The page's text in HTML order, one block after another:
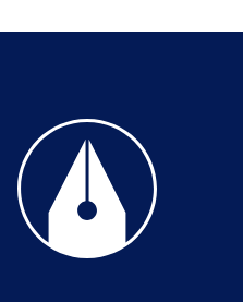
Til forsiden